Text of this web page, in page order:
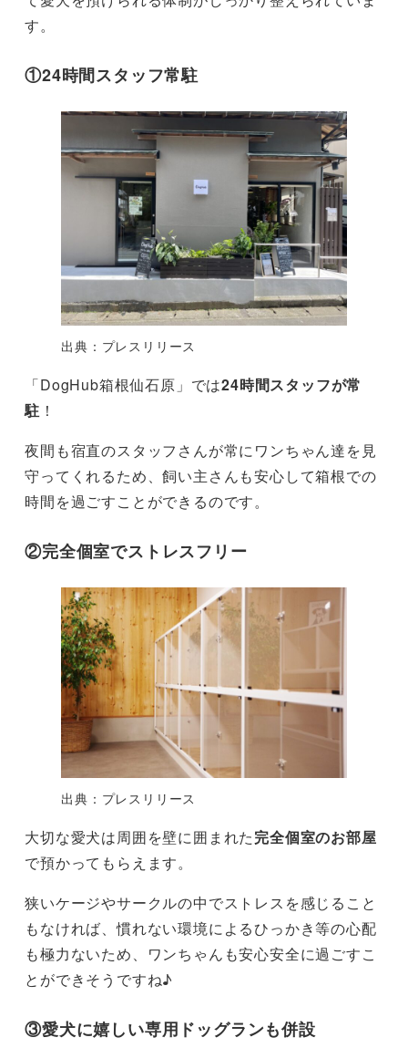
す。
①24時間スタッフ常駐
出典：プレスリリース
「DogHub箱根仙石原」では24時間スタッフが常
駐 ！
夜間も宿直のスタッフさんが常にワンちゃん達を見
守ってくれるため、飼い主さんも安心して箱根での
時間を過ごすことができるのです。
②完全個室でストレスフリー
出典：プレスリリース
大切な愛犬は周囲を壁に囲まれた完全個室のお部屋
で預かってもらえます。
狭いケージやサークルの中でストレスを感じること
もなければ、慣れない環境によるひっかき等の心配
も極力ないため、ワンちゃんも安心安全に過ごすこ
とができそうですね♪
③愛犬に嬉しい専用ドッグランも併設